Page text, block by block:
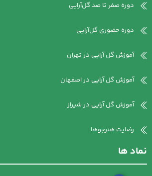
دوره صفر تا صد گل‌آرایی
دوره حضوری گل‌آرایی
آموزش گل آرایی در تهران
آموزش گل آرایی در اصفهان
آموزش گل آرایی در شیراز
رضایت هنرجوها
نماد ها